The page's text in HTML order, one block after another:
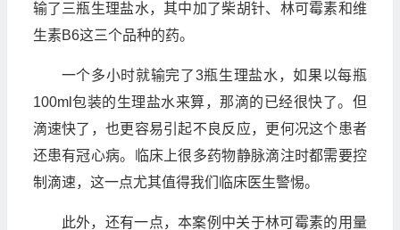
输了三瓶生理盐水，其中加了柴胡针、林可霉素和维
生素B6这三个品种的药。
一个多小时就输完了3瓶生理盐水，如果以每瓶
100ml包装的生理盐水来算，那滴的已经很快了。但
滴速快了，也更容易引起不良反应，更何况这个患者
还患有冠心病。临床上很多药物静脉滴注时都需要控
制滴速，这一点尤其值得我们临床医生警惕。
此外，还有一点，本案例中关于林可霉素的用量